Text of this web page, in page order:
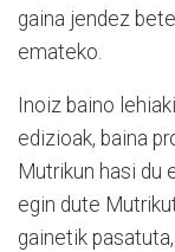
gaina jendez
emateko.
Inoiz baino
edizioak, baina
Mutrikun hasi du
egin dute
gainetik